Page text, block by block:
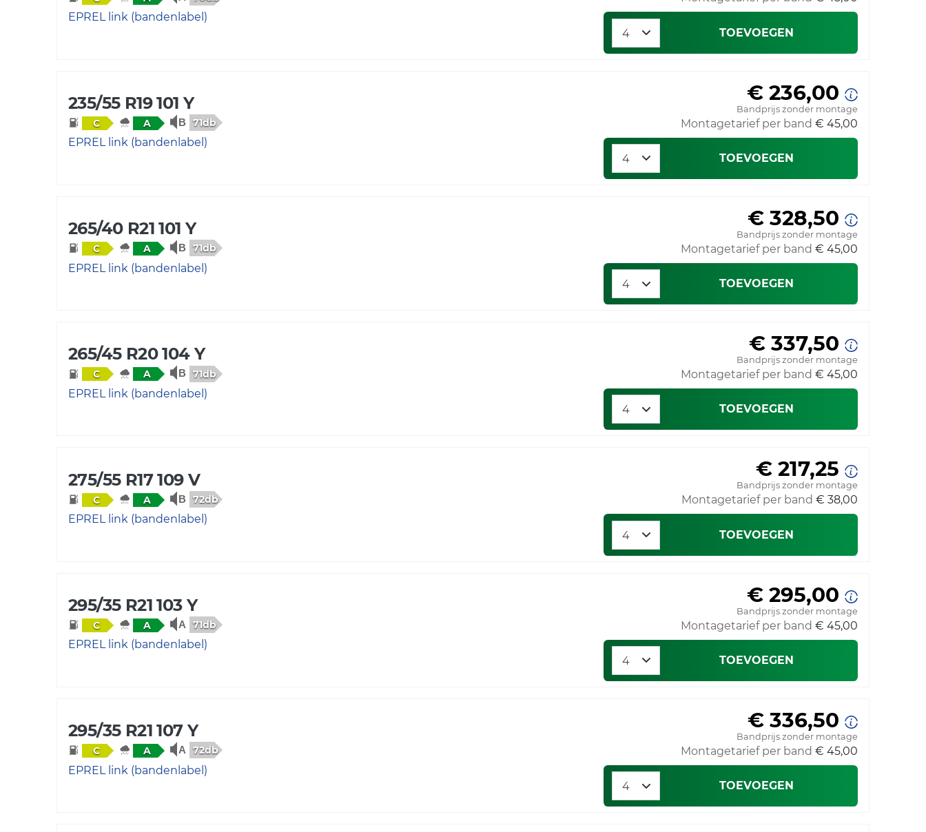
EPREL link (bandenlabel)
TOEVOEGEN
235/55 R19 101 Y
C A 71db
EPREL link (bandenlabel)
€ 236,00
Bandprijs zonder montage
Montagetarief per band € 45,00
TOEVOEGEN
265/40 R21 101 Y
C A 71db
EPREL link (bandenlabel)
€ 328,50
Bandprijs zonder montage
Montagetarief per band € 45,00
TOEVOEGEN
265/45 R20 104 Y
C A 71db
EPREL link (bandenlabel)
€ 337,50
Bandprijs zonder montage
Montagetarief per band € 45,00
TOEVOEGEN
275/55 R17 109 V
C A 72db
EPREL link (bandenlabel)
€ 217,25
Bandprijs zonder montage
Montagetarief per band € 38,00
TOEVOEGEN
295/35 R21 103 Y
C A 71db
EPREL link (bandenlabel)
€ 295,00
Bandprijs zonder montage
Montagetarief per band € 45,00
TOEVOEGEN
295/35 R21 107 Y
C A 72db
EPREL link (bandenlabel)
€ 336,50
Bandprijs zonder montage
Montagetarief per band € 45,00
TOEVOEGEN